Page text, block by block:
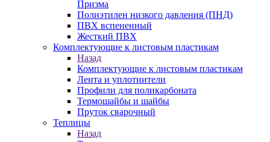
Призма
Полиэтилен низкого давления (ПНД)
ПВХ вспененный
Жесткий ПВХ
Комплектующие к листовым пластикам
Назад
Комплектующие к листовым пластикам
Лента и уплотнители
Профили для поликарбоната
Термошайбы и шайбы
Пруток сварочный
Теплицы
Назад